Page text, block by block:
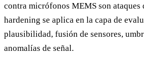
contra micrófonos MEMS son ataques
hardening se aplica en la capa de
plausibilidad, fusión de sensores,
anomalías de señal.